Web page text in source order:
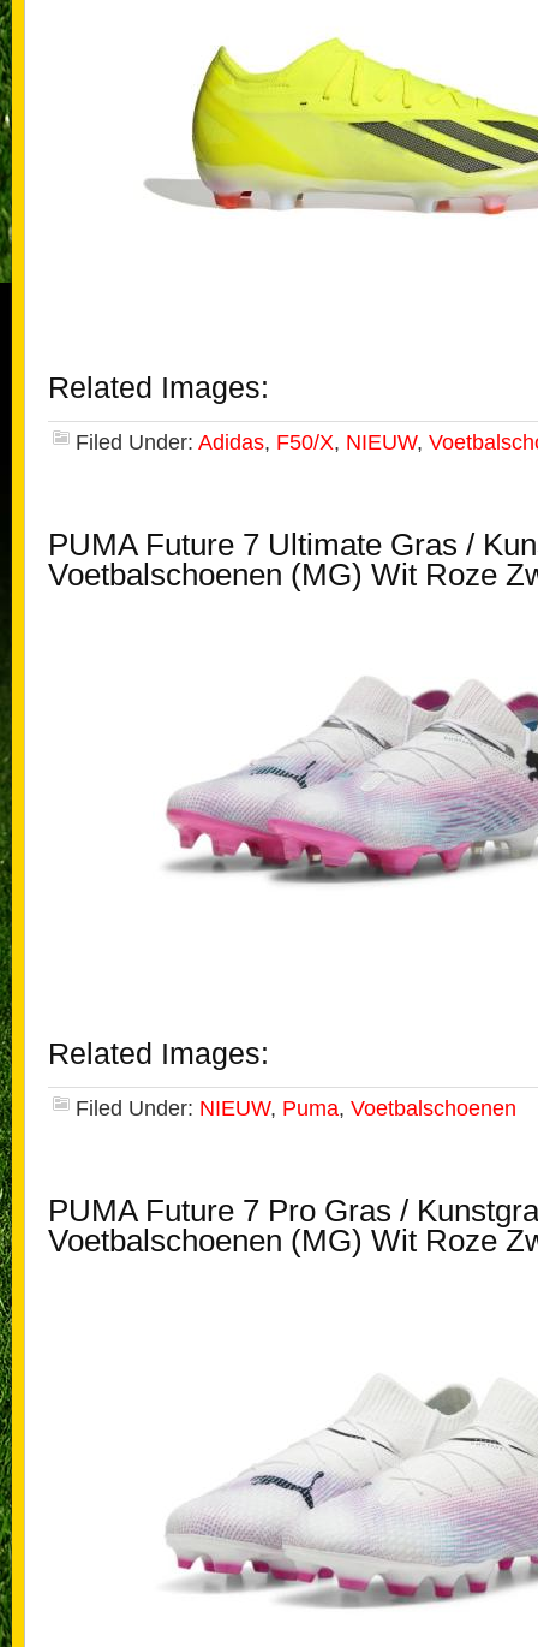
Related Images:
Filed Under: Adidas, F50/X, NIEUW,
PUMA Future 7 Ultimate Gras /
Voetbalschoenen (MG) Wit Roze
Related Images:
Filed Under: NIEUW, Puma, Voetbalschoenen
PUMA Future 7 Pro Gras /
Voetbalschoenen (MG) Wit Roze